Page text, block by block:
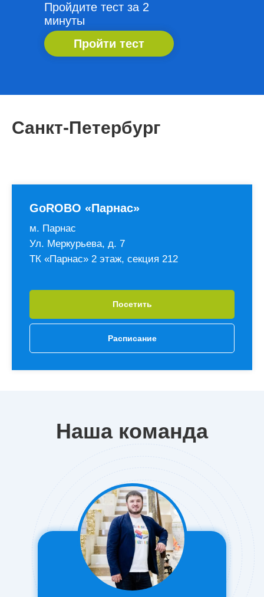
Пройти тест
Пройдите тест за 2
минуты
Санкт-Петербург
GoROBO «Парнас»
м. Парнас
Ул. Меркурьева, д. 7
ТК «Парнас» 2 этаж, секция 212
Посетить
Расписание
Наша команда